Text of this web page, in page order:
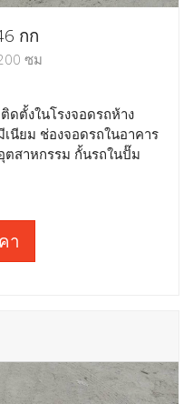
กก
ซม
ดตั้งในโรงจอดรถห้าง
นียม ช่องจอดรถในอาคาร
ตสาหกรรม กั้นรถในปั๊ม
า